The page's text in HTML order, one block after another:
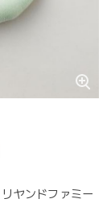
ヤンドファミー